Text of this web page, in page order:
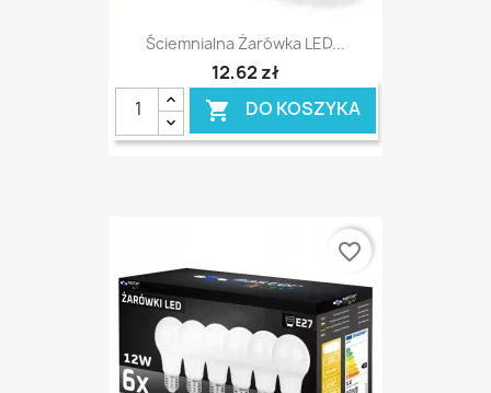
Ściemnialna Żarówka LED...
12,62 zł
 DO KOSZYKA
favorite_border